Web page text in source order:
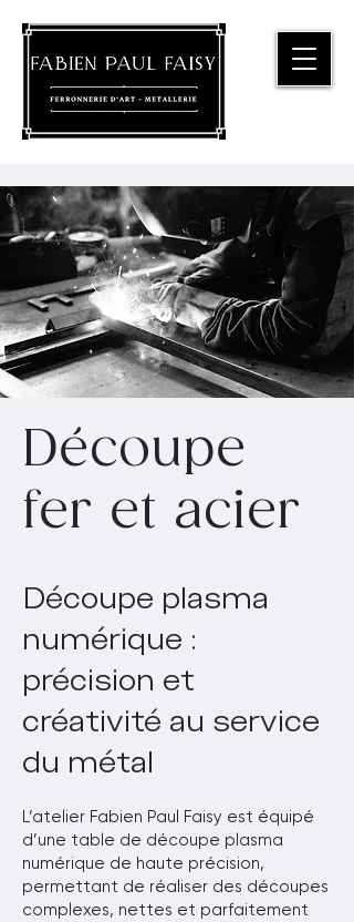
Découpe
fer et acier
Découpe plasma
numérique :
précision et
créativité au service
du métal
L’atelier Fabien Paul Faisy est équipé
d’une table de découpe plasma
numérique de haute précision,
permettant de réaliser des découpes
complexes, nettes et parfaitement